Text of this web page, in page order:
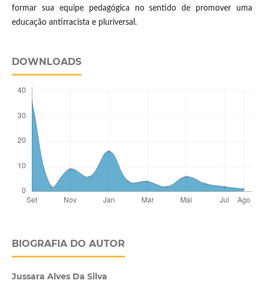
formar sua equipe pedagógica no sentido de promover uma
educação antirracista e pluriversal.
DOWNLOADS
BIOGRAFIA DO AUTOR
Jussara Alves Da Silva